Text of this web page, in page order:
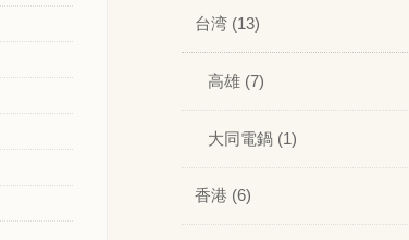
台湾 (13)
高雄 (7)
大同電鍋 (1)
香港 (6)